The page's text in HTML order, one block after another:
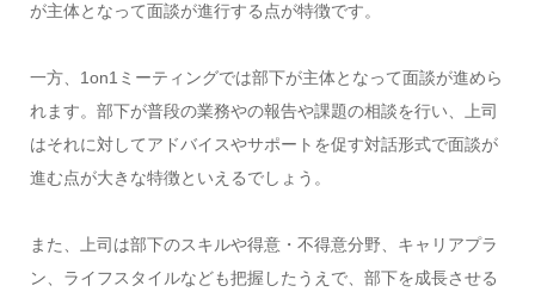
が主体となって面談が進行する点が特徴です。
一方、1on1ミーティングでは部下が主体となって面談が進めら
れます。部下が普段の業務やの報告や課題の相談を行い、上司
はそれに対してアドバイスやサポートを促す対話形式で面談が
進む点が大きな特徴といえるでしょう。
また、上司は部下のスキルや得意・不得意分野、キャリアプラ
ン、ライフスタイルなども把握したうえで、部下を成長させる